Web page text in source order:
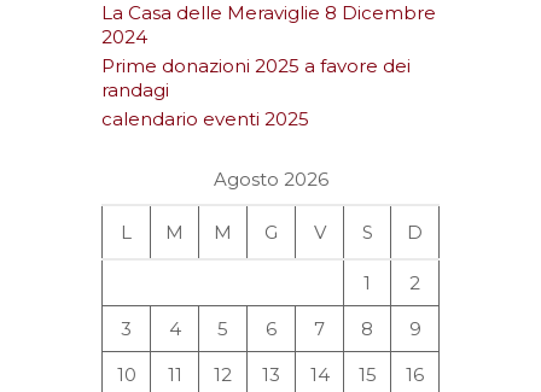
La Casa delle Meraviglie 8 Dicembre
2024
Prime donazioni 2025 a favore dei
randagi
calendario eventi 2025
Agosto 2026
L M M G V S D
1
2
3
4 5 6 7 8
9
10
11 12 13 14 15
16